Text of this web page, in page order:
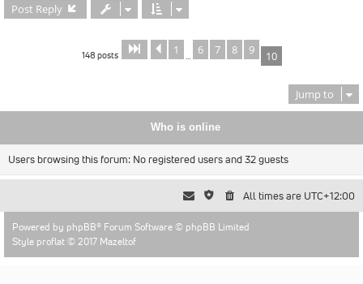
Post Reply
148 posts Page 10 10
Previous
1 … 6 7 8 9 10
Jump to
Who is online
Users browsing this forum: No registered users and 32 guests
All times are UTC+12:00
Powered by phpBB® Forum Software © phpBB Limited
Style proflat © 2017 Mazeltof